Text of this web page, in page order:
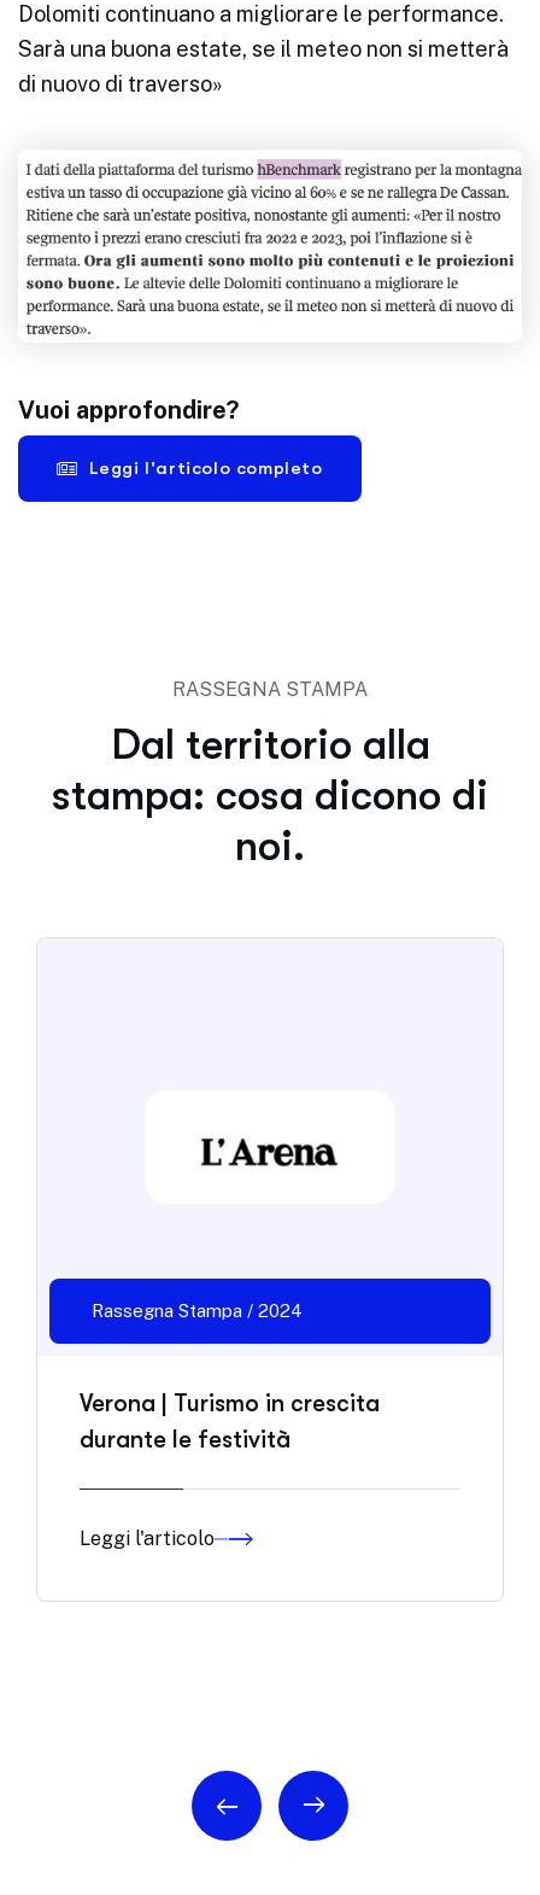
Dolomiti continuano a migliorare le performance.
Sarà una buona estate, se il meteo non si metterà
di nuovo di traverso»
Vuoi approfondire?
Leggi l'articolo completo
RASSEGNA STAMPA
Dal territorio alla
stampa: cosa dicono di
noi.
Rassegna Stampa / 2024
Verona | Turismo in crescita
durante le festività
Leggi l'articolo